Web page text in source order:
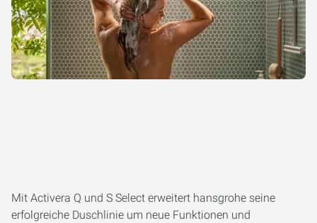
Mit Activera Q und S Select erweitert hansgrohe seine
erfolgreiche Duschlinie um neue Funktionen und